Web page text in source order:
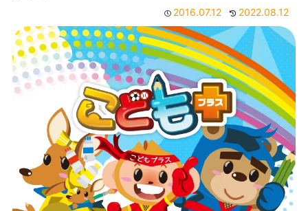
2016.07.12 2022.08.12